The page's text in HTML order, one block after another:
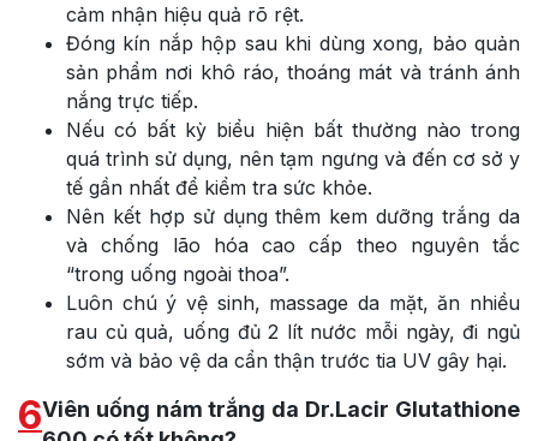
cảm nhận hiệu quả rõ rệt.
Đóng kín nắp hộp sau khi dùng xong, bảo quản
sản phẩm nơi khô ráo, thoáng mát và tránh ánh
nắng trực tiếp.
Nếu có bất kỳ biểu hiện bất thường nào trong
quá trình sử dụng, nên tạm ngưng và đến cơ sở y
tế gần nhất để kiểm tra sức khỏe.
Nên kết hợp sử dụng thêm kem dưỡng trắng da
và chống lão hóa cao cấp theo nguyên tắc
“trong uống ngoài thoa”.
Luôn chú ý vệ sinh, massage da mặt, ăn nhiều
rau củ quả, uống đủ 2 lít nước mỗi ngày, đi ngủ
sớm và bảo vệ da cẩn thận trước tia UV gây hại.
6Viên uống nám trắng da Dr.Lacir Glutathione